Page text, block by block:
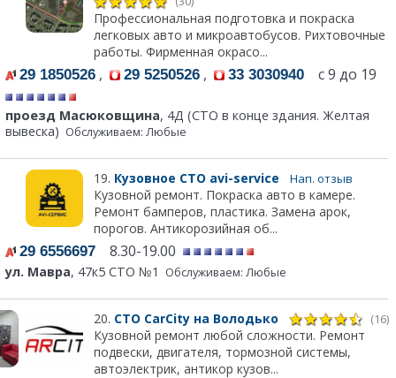
Профессиональная подготовка и покраска
легковых авто и микроавтобусов. Рихтовочные
работы. Фирменная окрасо...
29 1850526 , 29 5250526 , 33 3030940 с 9 до 19
проезд Масюковщина, 4Д (СТО в конце здания. Желтая
вывеска) Обслуживаем: Любые
19. Кузовное СТО avi-service Нап. отзыв
Кузовной ремонт. Покраска авто в камере.
Ремонт бамперов, пластика. Замена арок,
порогов. Антикорозийная об...
29 6556697 8.30-19.00
ул. Мавра, 47к5 СТО №1 Обслуживаем: Любые
20. СТО CarCity на Володько (16)
Кузовной ремонт любой сложности. Ремонт
подвески, двигателя, тормозной системы,
автоэлектрик, антикор кузов...